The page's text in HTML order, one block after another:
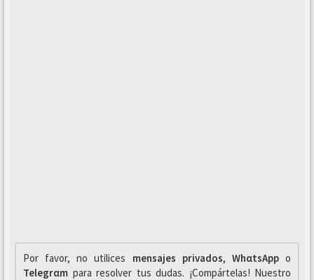
Por favor, no utilices mensajes privados, WhαtsAppo
Telegrαm para resolver tus dudas. ¡Compártelas! Nuestro